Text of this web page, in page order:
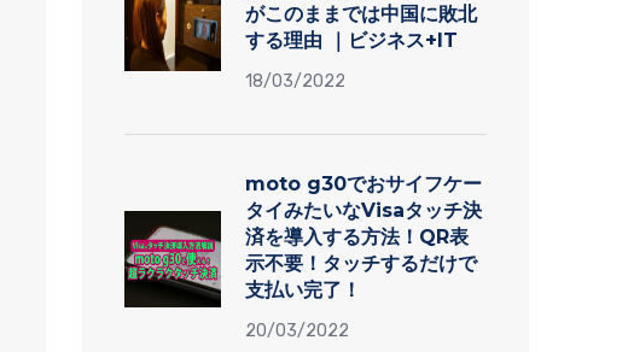
がこのままでは中国に敗北
する理由 ｜ビジネス+IT
18/03/2022
moto g30でおサイフケー
タイみたいなVisaタッチ決
済を導入する方法！QR表
示不要！タッチするだけで
支払い完了！
20/03/2022